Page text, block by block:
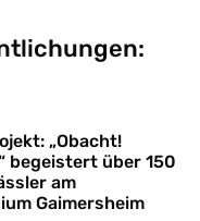
„Obacht!
begeistert über 150
am
Gaimersheim